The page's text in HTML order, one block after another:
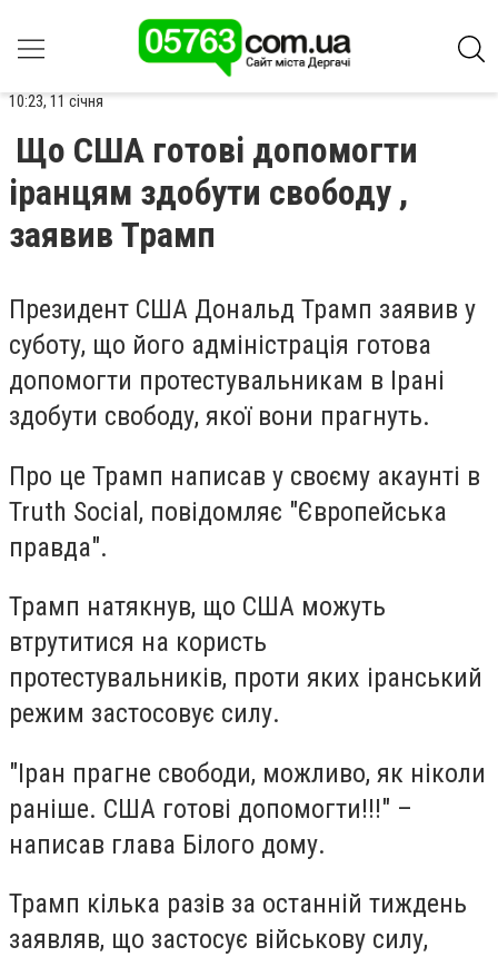
10:23, 11 січня
Що США готові допомогти
іранцям здобути свободу ,
заявив Трамп
Президент США Дональд Трамп заявив у
суботу, що його адміністрація готова
допомогти протестувальникам в Ірані
здобути свободу, якої вони прагнуть.
Про це Трамп написав у своєму акаунті в
Truth Social, повідомляє "Європейська
правда".
Трамп натякнув, що США можуть
втрутитися на користь
протестувальників, проти яких іранський
режим застосовує силу.
"Іран прагне свободи, можливо, як ніколи
раніше. США готові допомогти!!!" –
написав глава Білого дому.
Трамп кілька разів за останній тиждень
заявляв, що застосує військову силу,